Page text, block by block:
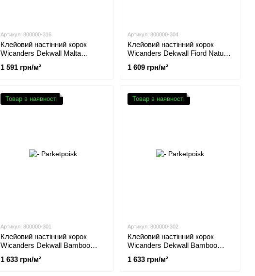
Артикул: 800000-316
Клейовий настінний корок
Wicanders Dekwall Malta
1 591 грн/м²
Артикул: 800000-304
Клейовий настінний корок
Wicanders Dekwall Fiord Natural
1 609 грн/м²
Товар в наявності
Артикул: 800000-301
Клейовий настінний корок
Wicanders Dekwall Bamboo
1 633 грн/м²
Товар в наявності
Артикул: 800000-302
Клейовий настінний корок
Wicanders Dekwall Bamboo
1 633 грн/м²